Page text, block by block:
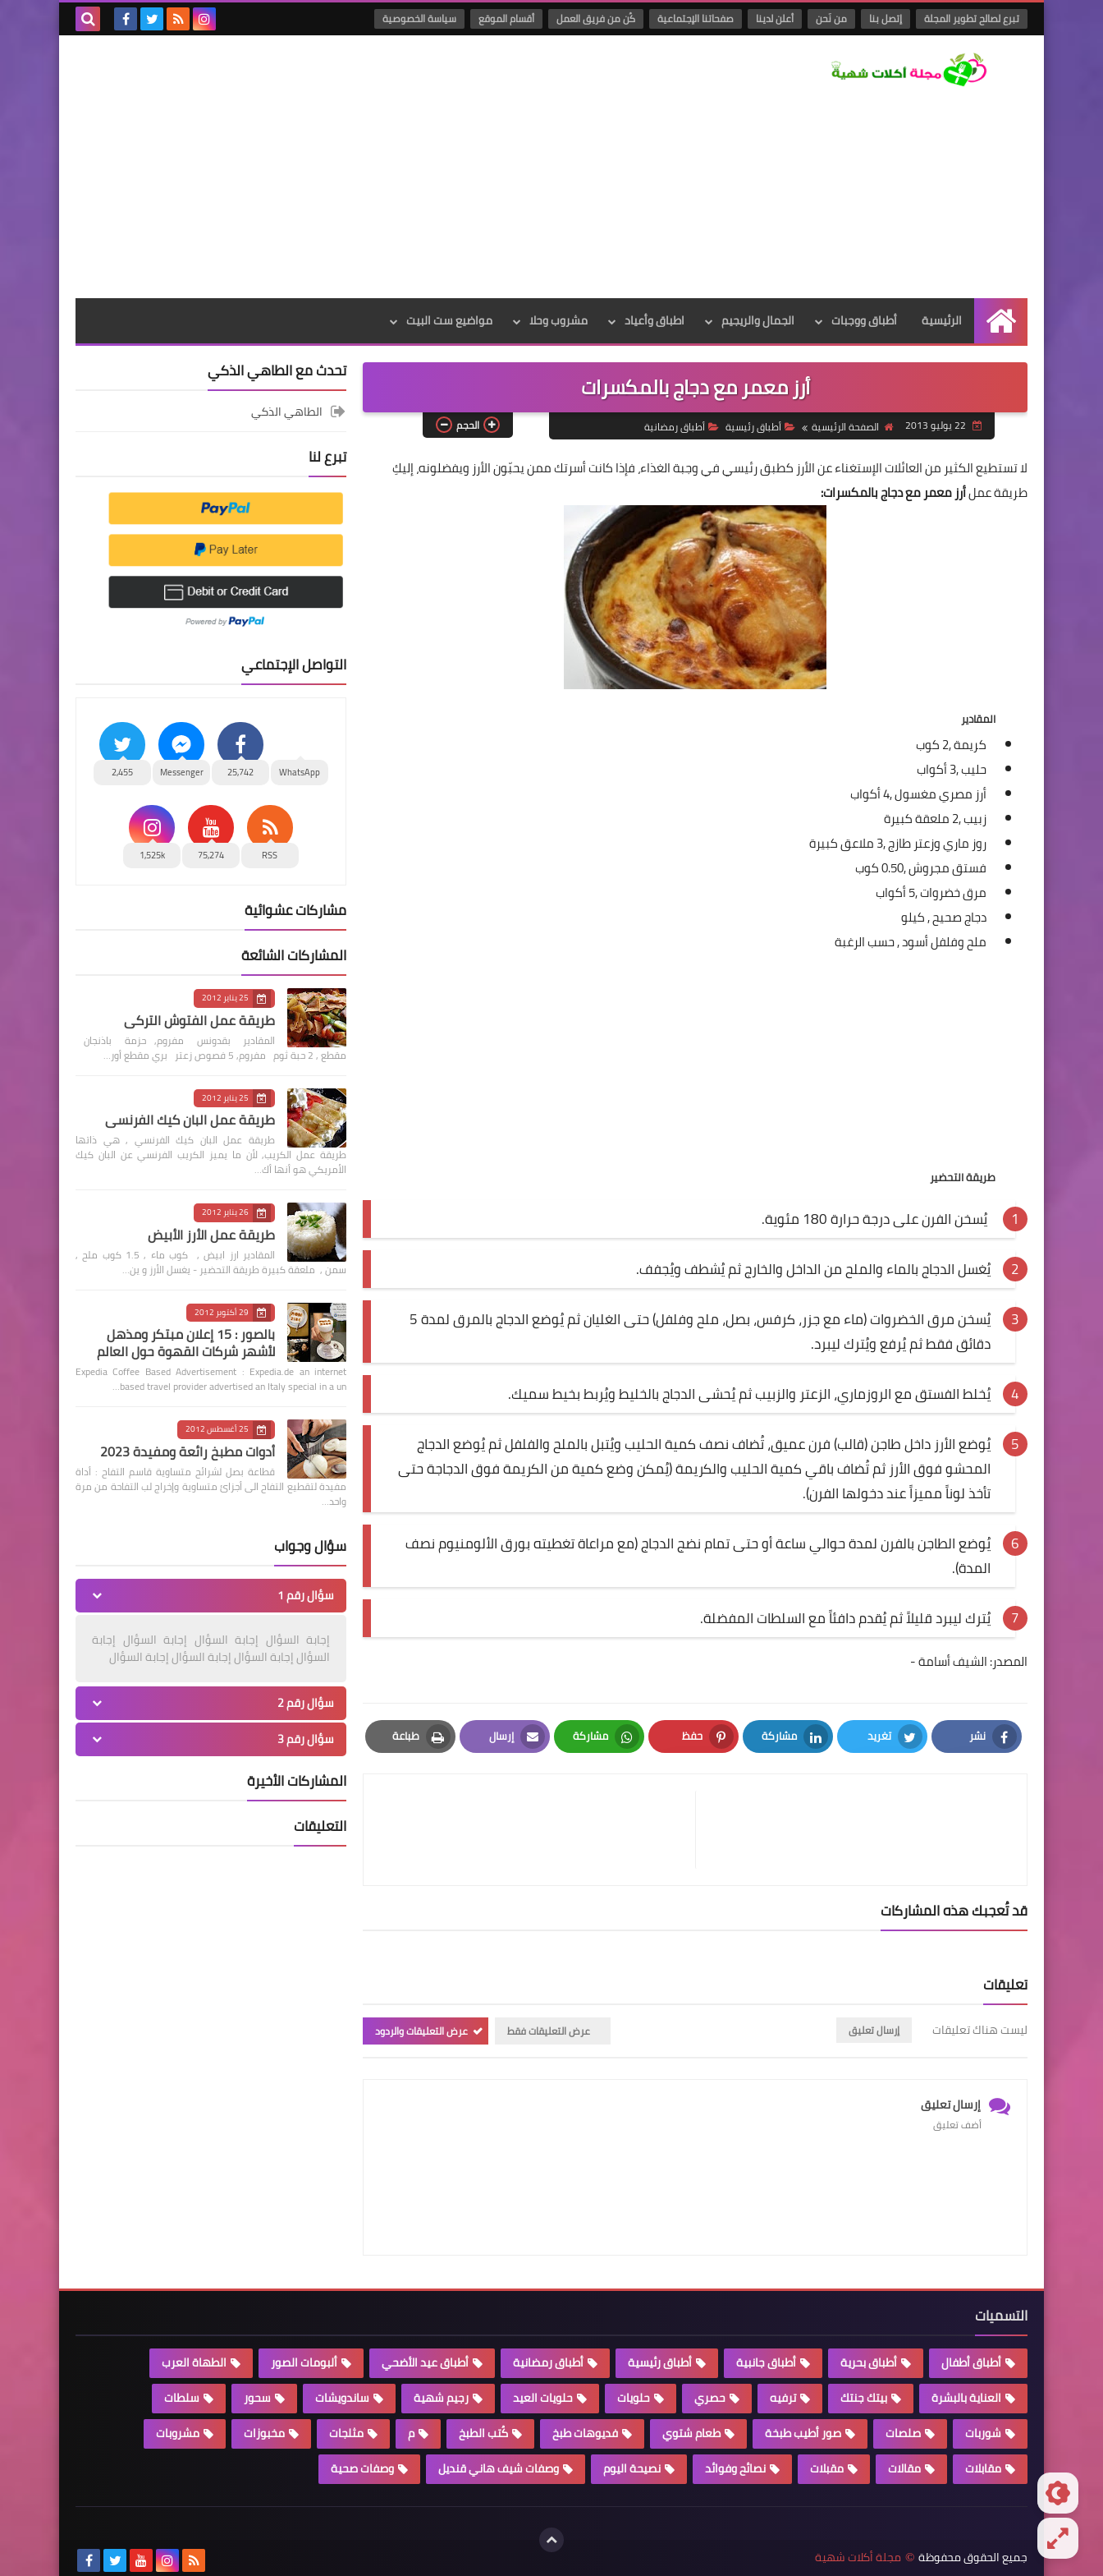
تبرع لصالح تطوير المجلة إتصل بنا من نَحن أعلن لدينا صفحاتنا الإجتماعية كُن من فريق العمل أقسام الموقع سياسة الخصوصية
الرئيسية
الرئيسية أطباق ووجبات الجمال والريجيم اطباق وأعياد مشروب وحلا مواضيع ست البيت
أرز معمر مع دجاج بالمكسرات
الصفحة الرئيسية أطباق رئيسية أطباق رمضانية الحجم
لا تستطيع الكثير من العائلات الإستغناء عن الأرز كطبق رئيسي في وجبة الغذاء، فإذا كانت أسرتك ممن يحبّون الأرز ويفضلونه، إليكِ
طريقة عملأرز معمر مع دجاج بالمكسرات:
المقادير
كريمة ,2 كوب
حليب ,3 أكواب
أرز مصري مغسول ,4 أكواب
زبيب ,2 ملعقة كبيرة
روز ماري وزعتر طازج ,3 ملاعق كبيرة
فستق مجروش ,0.50 كوب
مرق خضروات ,5 أكواب
دجاج صحيح ,كيلو
ملح وفلفل أسود ,حسب الرغبة
طريقة التحضير
يُسخن الفرن على درجة حرارة 180 مئوية
.
يُغسل الدجاج بالماء والملح من الداخل والخارج ثم يُشطف ويُجفف.
يُسخن مرق الخضروات (ماء مع جزر، كرفس، بصل، ملح وفلفل) حتى الغليان ثم يُوضع الدجاج بالمرق لمدة 5
دقائق فقط ثم يُرفع ويُترك ليبرد.
يُخلط الفستق مع الروزماري، الزعتر والزبيب ثم يُحشى الدجاج بالخليط ويُربط بخيط سميك.
يُوضع الأرز داخل طاجن (قالب) فرن عميق، تُضاف نصف كمية الحليب ويُتبل بالملح والفلفل ثم يُوضع الدجاج
المحشو فوق الأرز ثم تُضاف باقي كمية الحليب والكريمة (يُمكن وضع كمية من الكريمة فوق الدجاجة حتى
تأخذ لوناً مميزاً عند دخولها الفرن).
يُوضع الطاجن بالفرن لمدة حوالي ساعة أو حتى تمام نضج الدجاج (مع مراعاة تغطيته بورق الألومنيوم نصف
المدة).
يُترك ليبرد قليلاً ثم يُقدم دافئاً مع السلطات المفضلة.
- المصدر: الشيف أسامة
نشر
Facebook
تغريد
Twitter
مشاركة
LinkedIn
حفظ
Pinterest
مشاركة
Whatsapp
إرسال
Email
طباعة
Print
قد تُعجبك هذه المشاركات
تعليقات
ليست هناك تعليقات إرسال تعليق عرض التعليقات فقط عرض التعليقات والردود
إرسال تعليق
أضف تعليق
تحدث مع الطاهي الذكي
الطاهي الذكي
تبرع لنا
التواصل الإجتماعي
WhatsApp
25,742
Messenger
2,455
RSS
75,274
1,525k
مشاركات عشوائية
المشاركات الشائعة
25 يناير 2012
طريقة عمل الفتوش التركي
المقادير بقدونس مفروم, حزمة باذنجان
مقطع , 2 حبة ثوم مفروم, 5 فصوص زعتر بري مقطع أور…
25 يناير 2012
طريقة عمل البان كيك الفرنسي
طريقة عمل البان كيك الفرنسي , هي ذاتها
طريقة عمل الكريب, لأن ما يميز الكريب الفرنسي عن البان كيك
الأمريكي هو أنها أك…
26 يناير 2012
طريقة عمل الأرز الأبيض
المقادير ارز ابيض , كوب ماء , 1.5 كوب ملح ,
سمن , ملعقة كبيرة طريقة التحضير - يغسل الأرز و ين…
29 أكتوبر 2012
بالصور : 15 إعلان مبتكر ومذهل
لأشهر شركات القهوة حول العالم
Expedia Coffee Based Advertisement : Expedia.de an internet
based travel provider advertised an Italy special in a un…
25 أغسطس 2012
أدوات مطبخ رائعة ومفيدة 2023
قطاعة بصل لشرائح متساوية قاسم التفاح : أداة
مفيدة لتقطيع التفاح الى أجزائ متساوية وإخراج لب التفاحة من مرة
واحد…
سؤال وجواب
سؤال رقم 1
إجابة السؤال إجابة السؤال إجابة السؤال إجابة
السؤال إجابة السؤال إجابة السؤال إجابة السؤال
سؤال رقم 2
سؤال رقم 3
المشاركات الأخيرة
التعليقات
التسميات
أطباق أطفال أطباق بحرية أطباق جانبية أطباق رئيسية أطباق رمضانية أطباق عيد الأضحي ألبومات الصور
الطهاة العرب
العناية بالبشرة
بيتك جنتك ترفيه حصري حلويات حلويات العيد رجيم شهية ساندويشات سحور
سلطات
شوربات
صلصات صور أطيب طبخة طعام شتوي فديوهات طبخ كُتب الطبخ م مثلجات مخبوزات
مشروبات
مقابلات
مقالات مقبلات نصائح وفوائد نصيحة اليوم وصفات شيف هاني قنديل وصفات صحية
جميع الحقوق محفوظة © مجلة أكلات شهية